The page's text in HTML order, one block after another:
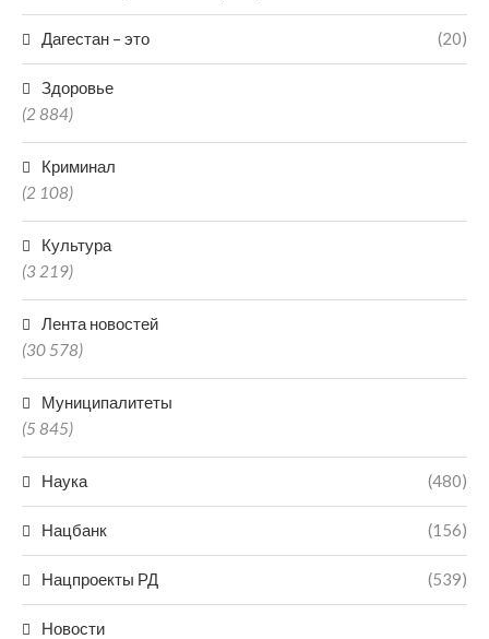
Дагестан – это (20)
Здоровье
(2 884)
Криминал
(2 108)
Культура
(3 219)
Лента новостей
(30 578)
Муниципалитеты
(5 845)
Наука (480)
Нацбанк (156)
Нацпроекты РД (539)
Новости